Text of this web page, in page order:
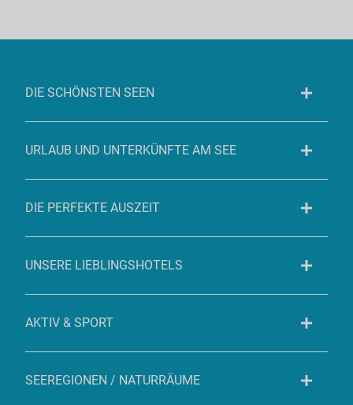
DIE SCHÖNSTEN SEEN
URLAUB UND UNTERKÜNFTE AM SEE
DIE PERFEKTE AUSZEIT
UNSERE LIEBLINGSHOTELS
AKTIV & SPORT
SEEREGIONEN / NATURRÄUME